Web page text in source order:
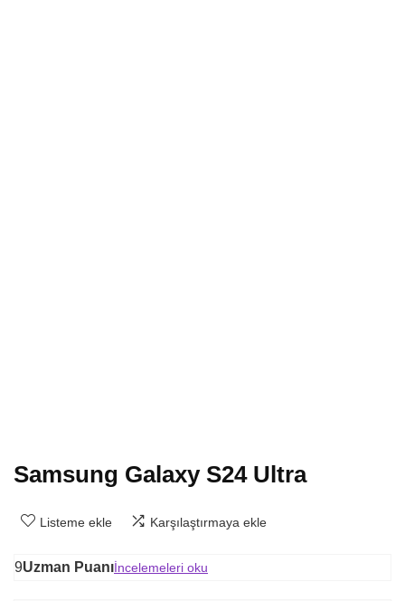
Samsung Galaxy S24 Ultra
Listeme ekle Karşılaştırmaya ekle
9Uzman Puanıİncelemeleri oku